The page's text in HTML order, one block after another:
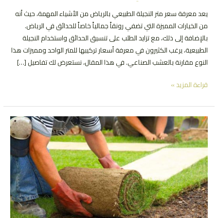
يعد معرفة سعر متر النجيلة الطبيعي بالرياض من الأشياء المهمة، حيث أنه
من الخيارات المميزة التي تضفي رونقاً جمالياً خاصاً للحدائق في الرياض.
بالإضافة إلى ذلك، مع تزايد الطلب على تنسيق الحدائق واستخدام النجيلة
الطبيعية، يرغب الكثيرون في معرفة أسعار تركيبها للمتر الواحد ومميزات هذا
النوع مقارنة بالعشب الصناعي. في هذا المقال، نستعرض لك تفاصيل […]
سعر
النجيلة
الطبيعي
|
تعرف
علي
الأنواع
المختلفة
قراءة المزيد »